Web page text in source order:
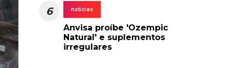
6 noticias
Anvisa proíbe 'Ozempic
Natural' e suplementos
irregulares